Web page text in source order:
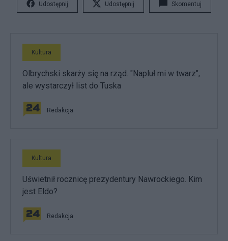
Udostępnij Udostępnij Skomentuj
Kultura
Olbrychski skarży się na rząd. "Napluł mi w twarz",
ale wystarczył list do Tuska
Redakcja
Kultura
Uświetnił rocznicę prezydentury Nawrockiego. Kim
jest Eldo?
Redakcja